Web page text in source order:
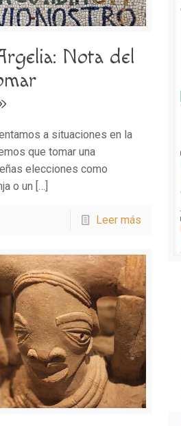
Nota del
a situaciones en la
que tomar una
elecciones como
o un […]
Leer más